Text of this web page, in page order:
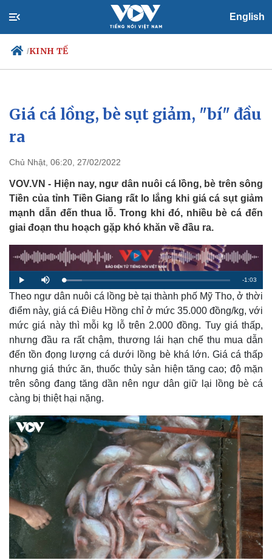
English
/KINH TẾ
Chính trị
Tổ chức nhân sự
Nhận diện sự thật
Xã hội
Việc làm
Biển đảo
Giá cá lồng, bè sụt giảm, "bí" đầu
ra
Chủ Nhật, 06:20, 27/02/2022
VOV.VN - Hiện nay, ngư dân nuôi cá lồng, bè trên sông
Tiền của tỉnh Tiền Giang rất lo lắng khi giá cá sụt giảm
mạnh dẫn đến thua lỗ. Trong khi đó, nhiều bè cá đến
giai đoạn thu hoạch gặp khó khăn về đầu ra.
P
l
a
y
M
u
t
e
L
o
a
d
e
d
1
0
.
9
%
R
m
n
m
-1:03
Theo ngư dân nuôi cá lồng bè tại thành phố Mỹ Tho, ở thời
điểm này, giá cá Điêu Hồng chỉ ở mức 35.000 đồng/kg, với
mức giá này thì mỗi kg lỗ trên 2.000 đồng. Tuy giá thấp,
nhưng đầu ra rất chậm, thương lái hạn chế thu mua dẫn
đến tồn đọng lượng cá dưới lồng bè khá lớn. Giá cá thấp
nhưng giá thức ăn, thuốc thủy sản hiện tăng cao; độ mặn
trên sông đang tăng dần nên ngư dân giữ lại lồng bè cá
càng bị thiệt hại nặng.